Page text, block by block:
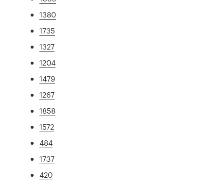
1380
1735
1327
1204
1479
1267
1858
1572
484
1737
420